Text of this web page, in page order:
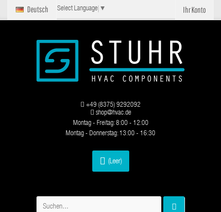
Ihr Konto
Deutsch Select Language ▼
(Leer)
+49 (8375) 9292092
shop@hvac.de
Montag - Freitag: 8:00 - 12:00
Montag - Donnerstag: 13:00 - 16:30